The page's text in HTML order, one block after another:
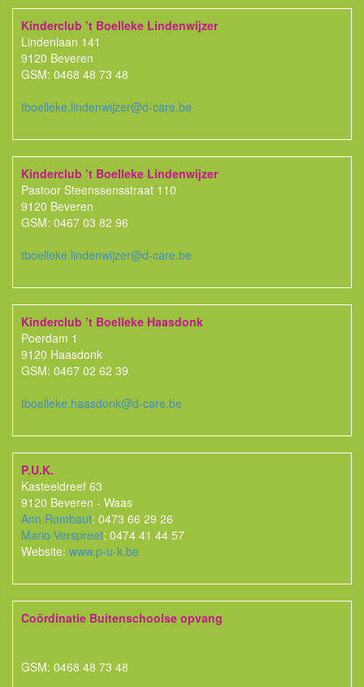
Kinderclub ’t Boelleke Lindenwijzer
Lindenlaan 141
9120 Beveren
GSM: 0468 48 73 48
tboelleke.lindenwijzer@d-care.be
Kinderclub ’t Boelleke Lindenwijzer
Pastoor Steenssensstraat 110
9120 Beveren
GSM: 0467 03 82 96
tboelleke.lindenwijzer@d-care.be
Kinderclub ’t Boelleke Haasdonk
Poerdam 1
9120 Haasdonk
GSM: 0467 02 62 39
tboelleke.haasdonk@d-care.be
P.U.K.
Kasteeldreef 63
9120 Beveren - Waas
Ann Rombaut: 0473 66 29 26
Mario Verspreet: 0474 41 44 57
Website: www.p-u-k.be
Coördinatie Buitenschoolse opvang
GSM: 0468 48 73 48